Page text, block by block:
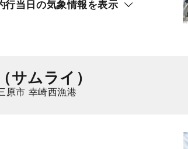
行当日の気象情報を表示
サムライ）
原市 幸崎西漁港